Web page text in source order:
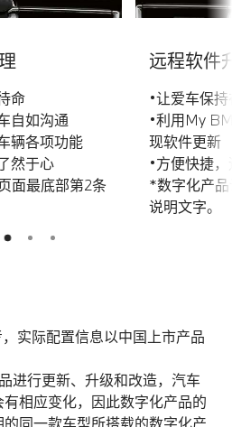
命
自如沟通
辆各项功能
然于心
面最底部第2条
远程软件
•让爱车保
•利用My
现软件更新
•方便快捷
*数字化产
说明文字。
1 2 3
实际配置信息以中国上市产品
进行更新、升级和改造，汽车
相应变化，因此数字化产品的
同一款车型所搭载的数字化产